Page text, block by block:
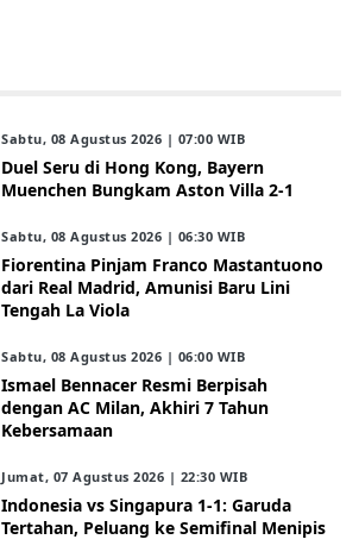
Sabtu, 08 Agustus 2026 | 07:00 WIB
Duel Seru di Hong Kong, Bayern
Muenchen Bungkam Aston Villa 2-1
Sabtu, 08 Agustus 2026 | 06:30 WIB
Fiorentina Pinjam Franco Mastantuono
dari Real Madrid, Amunisi Baru Lini
Tengah La Viola
Sabtu, 08 Agustus 2026 | 06:00 WIB
Ismael Bennacer Resmi Berpisah
dengan AC Milan, Akhiri 7 Tahun
Kebersamaan
Jumat, 07 Agustus 2026 | 22:30 WIB
Indonesia vs Singapura 1-1: Garuda
Tertahan, Peluang ke Semifinal Menipis